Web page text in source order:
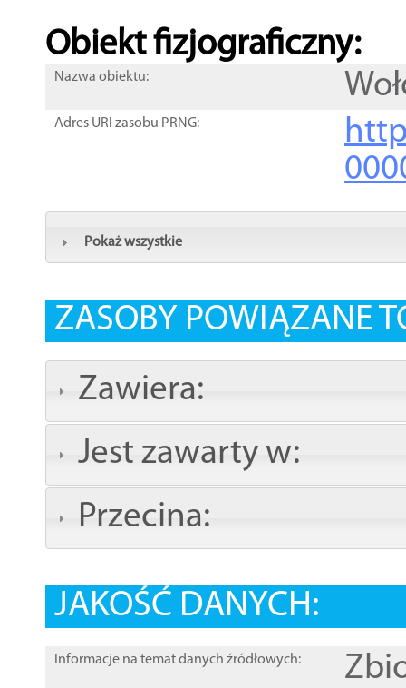
Obiekt fizjograficzny:
Nazwa obiektu:
Adres URI zasobu PRNG:
Pokaż wszystkie
ZASOBY POWIĄZANE
Zawiera:
Jest zawarty w:
Przecina:
JAKOŚĆ DANYCH:
Informacje na temat danych źródłowych: